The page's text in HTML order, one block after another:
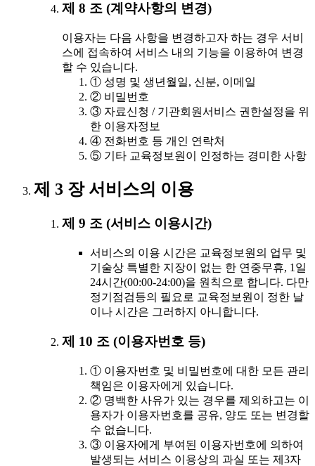
제 8 조 (계약사항의 변경)
이용자는 다음 사항을 변경하고자 하는 경우 서비
스에 접속하여 서비스 내의 기능을 이용하여 변경
할 수 있습니다.
① 성명 및 생년월일, 신분, 이메일
② 비밀번호
③ 자료신청 / 기관회원서비스 권한설정을 위
한 이용자정보
④ 전화번호 등 개인 연락처
⑤ 기타 교육정보원이 인정하는 경미한 사항
제 3 장 서비스의 이용
제 9 조 (서비스 이용시간)
서비스의 이용 시간은 교육정보원의 업무 및
기술상 특별한 지장이 없는 한 연중무휴, 1일
24시간(00:00-24:00)을 원칙으로 합니다. 다만
정기점검등의 필요로 교육정보원이 정한 날
이나 시간은 그러하지 아니합니다.
제 10 조 (이용자번호 등)
① 이용자번호 및 비밀번호에 대한 모든 관리
책임은 이용자에게 있습니다.
② 명백한 사유가 있는 경우를 제외하고는 이
용자가 이용자번호를 공유, 양도 또는 변경할
수 없습니다.
③ 이용자에게 부여된 이용자번호에 의하여
발생되는 서비스 이용상의 과실 또는 제3자